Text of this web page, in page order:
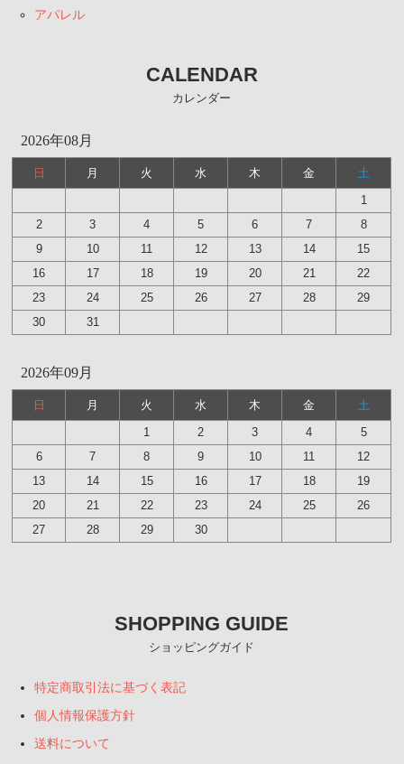
アパレル
CALENDAR
カレンダー
2026年08月
日 月 火 水 木 金
土
1
2
3 4 5 6 7
8
9
10 11 12 13 14
15
16
17 18 19 20 21
22
23
24 25 26 27 28
29
30
31
2026年09月
日 月 火 水 木 金
土
1
2 3 4
5
6
7 8 9 10 11
12
13
14 15 16 17 18
19
20
21 22 23 24 25
26
27
28 29 30
SHOPPING GUIDE
ショッピングガイド
特定商取引法に基づく表記
個人情報保護方針
送料について